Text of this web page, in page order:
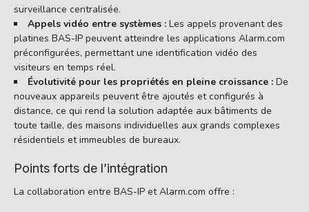
surveillance centralisée.
Appels vidéo entre systèmes : Les appels provenant des
platines BAS-IP peuvent atteindre les applications Alarm.com
préconfigurées, permettant une identification vidéo des
visiteurs en temps réel.
Évolutivité pour les propriétés en pleine croissance : De
nouveaux appareils peuvent être ajoutés et configurés à
distance, ce qui rend la solution adaptée aux bâtiments de
toute taille, des maisons individuelles aux grands complexes
résidentiels et immeubles de bureaux.
Points forts de l’intégration
La collaboration entre BAS-IP et Alarm.com offre :